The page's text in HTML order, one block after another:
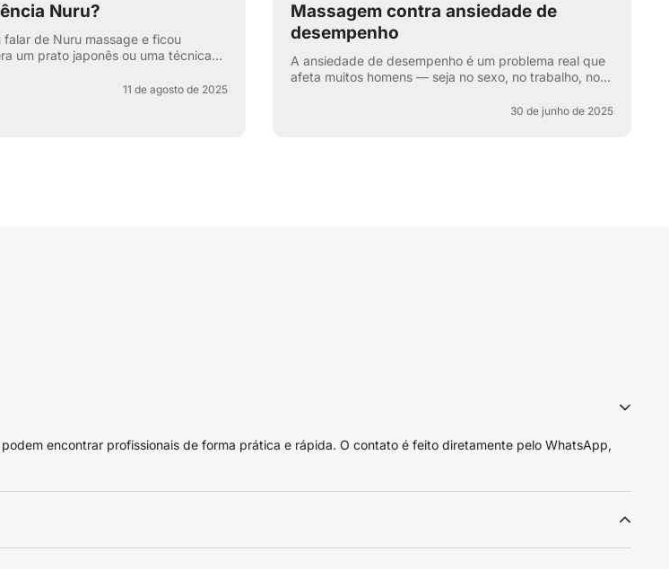
Nuru?
falar de Nuru massage e ficou
um prato japonês ou uma técnica
11 de agosto de 2025
Massagem contra ansiedade de
desempenho
A ansiedade de desempenho é um problema real que
afeta muitos homens — seja no sexo, no trabalho, nos
30 de junho de 2025
encontrar profissionais de forma prática e rápida. O contato é feito diretamente pelo WhatsApp,